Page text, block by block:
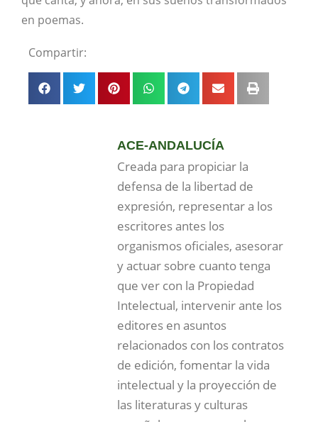
en poemas.
Compartir:
ACE-ANDALUCÍA
Creada para propiciar la
defensa de la libertad de
expresión, representar a los
escritores antes los
organismos oficiales, asesorar
y actuar sobre cuanto tenga
que ver con la Propiedad
Intelectual, intervenir ante los
editores en asuntos
relacionados con los contratos
de edición, fomentar la vida
intelectual y la proyección de
las literaturas y culturas